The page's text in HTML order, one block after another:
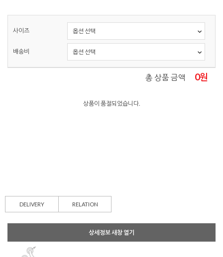
사이즈
배송비
총 상품 금액 0원
상품이 품절되었습니다.
DELIVERY RELATION
상세정보 새창 열기